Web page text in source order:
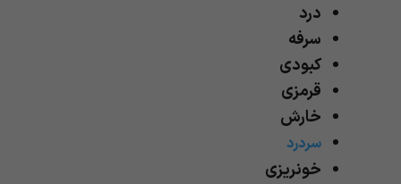
درد
سرفه
کبودی
قرمزی
خارش
سردرد
خونریزی